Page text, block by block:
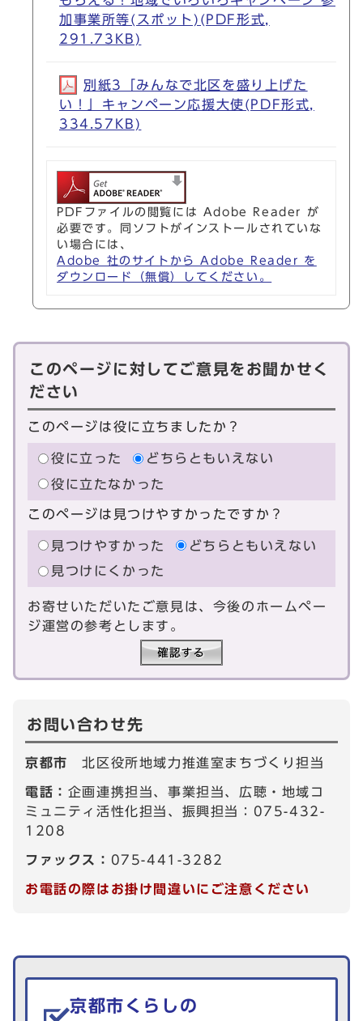
加事業所等(スポット)(PDF形式,
291.73KB)
別紙3「みんなで北区を盛り上げた
い！」キャンペーン応援大使(PDF形式,
334.57KB)
PDFファイルの閲覧には Adobe Reader が
必要です。同ソフトがインストールされていな
い場合には、
Adobe 社のサイトから Adobe Reader を
ダウンロード（無償）してください。
このページに対してご意見をお聞かせく
ださい
このページは役に立ちましたか？
役に立った
どちらともいえない
役に立たなかった
このページは見つけやすかったですか？
見つけやすかった
どちらともいえない
見つけにくかった
お寄せいただいたご意見は、今後のホームペー
ジ運営の参考とします。
お問い合わせ先
京都市北区役所地域力推進室まちづくり担当
電話： 企画連携担当、事業担当、広聴・地域コ
ミュニティ活性化担当、振興担当：075-432-
1208
ファックス： 075-441-3282
お電話の際はお掛け間違いにご注意ください
生活情報を探す
京都市くらしの